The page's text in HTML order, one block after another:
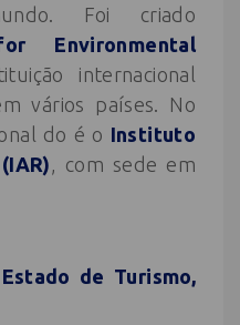
Foi criado
Environmental
internacional
vários países. No
do é o Instituto
, com sede em
de Turismo,